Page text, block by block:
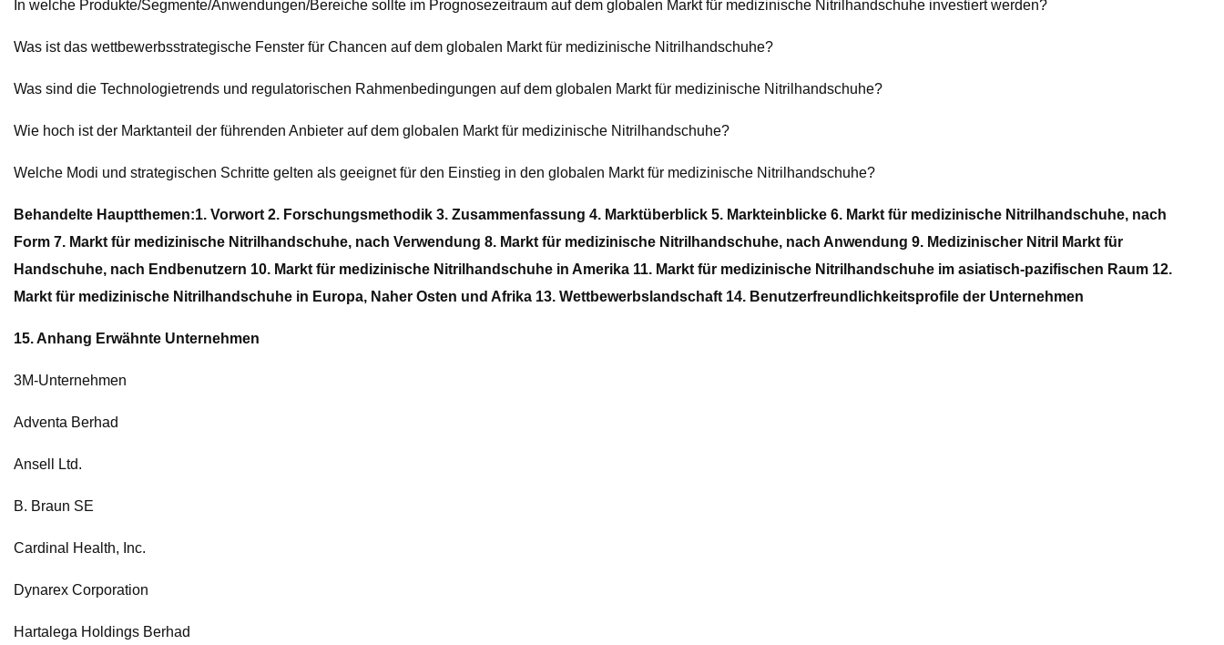
In welche Produkte/Segmente/Anwendungen/Bereiche sollte im Prognosezeitraum auf dem globalen Markt für medizinische Nitrilhandschuhe investiert werden?
Was ist das wettbewerbsstrategische Fenster für Chancen auf dem globalen Markt für medizinische Nitrilhandschuhe?
Was sind die Technologietrends und regulatorischen Rahmenbedingungen auf dem globalen Markt für medizinische Nitrilhandschuhe?
Wie hoch ist der Marktanteil der führenden Anbieter auf dem globalen Markt für medizinische Nitrilhandschuhe?
Welche Modi und strategischen Schritte gelten als geeignet für den Einstieg in den globalen Markt für medizinische Nitrilhandschuhe?
Behandelte Hauptthemen:1. Vorwort 2. Forschungsmethodik 3. Zusammenfassung 4. Marktüberblick 5. Markteinblicke 6. Markt für medizinische Nitrilhandschuhe, nach
Form 7. Markt für medizinische Nitrilhandschuhe, nach Verwendung 8. Markt für medizinische Nitrilhandschuhe, nach Anwendung 9. Medizinischer Nitril Markt für
Handschuhe, nach Endbenutzern 10. Markt für medizinische Nitrilhandschuhe in Amerika 11. Markt für medizinische Nitrilhandschuhe im asiatisch-pazifischen Raum 12.
Markt für medizinische Nitrilhandschuhe in Europa, Naher Osten und Afrika 13. Wettbewerbslandschaft 14. Benutzerfreundlichkeitsprofile der Unternehmen
15. Anhang Erwähnte Unternehmen
3M-Unternehmen
Adventa Berhad
Ansell Ltd.
B. Braun SE
Cardinal Health, Inc.
Dynarex Corporation
Hartalega Holdings Berhad